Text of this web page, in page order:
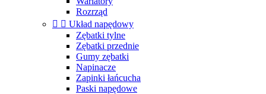
Rozrząd
  Układ napędowy
Zębatki tylne
Zębatki przednie
Gumy zębatki
Napinacze
Zapinki łańcucha
Paski napędowe